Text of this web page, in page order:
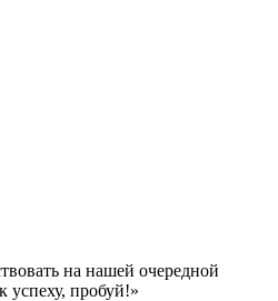
на нашей очередной
успеху, пробуй!»